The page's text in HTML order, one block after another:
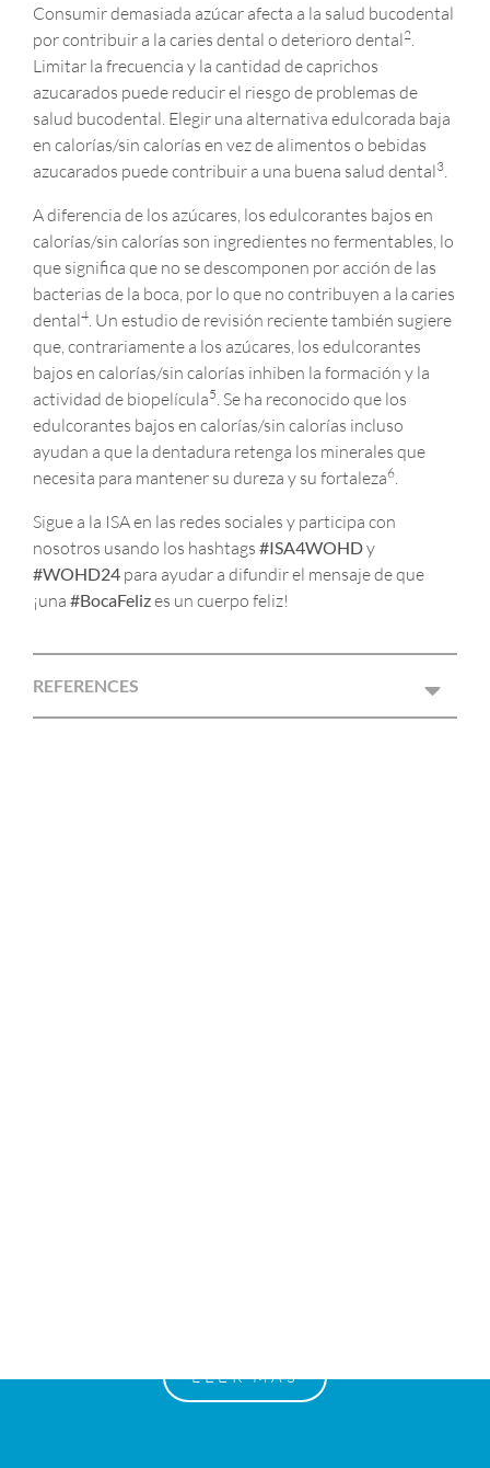
Consumir demasiada azúcar afecta a la salud bucodental
por contribuir a la caries dental o deterioro dental2
Limitar la frecuencia y la cantidad de caprichos
azucarados puede reducir el riesgo de problemas de
salud bucodental. Elegir una alternativa edulcorada baja
en calorías/sin calorías en vez de alimentos o bebidas
azucarados puede contribuir a una buena salud dental3
A diferencia de los azúcares, los edulcorantes bajos en
calorías/sin calorías son ingredientes no fermentables, lo
que significa que no se descomponen por acción de las
bacterias de la boca, por lo que no contribuyen a la caries
dental4 . Un estudio de revisión reciente también sugiere
que, contrariamente a los azúcares, los edulcorantes
bajos en calorías/sin calorías inhiben la formación y la
actividad de biopelícula5 . Se ha reconocido que los
edulcorantes bajos en calorías/sin calorías incluso
ayudan a que la dentadura retenga los minerales que
necesita para mantener su dureza y su fortaleza6
Sigue a la ISA en las redes sociales y participa con
nosotros usando los hashtags #ISA4WOHDy
#WOHD24 para ayudar a difundir el mensaje de que
¡una #BocaFelizes un cuerpo feliz!
REFERENCES
LEER MÁS